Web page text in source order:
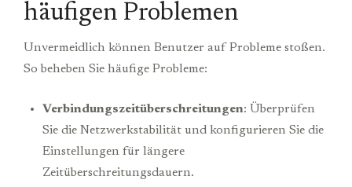
häufigen Problemen
Unvermeidlich können Benutzer auf Probleme stoßen.
So beheben Sie häufige Probleme:
Verbindungszeitüberschreitungen: Überprüfen
Sie die Netzwerkstabilität und konfigurieren Sie die
Einstellungen für längere
Zeitüberschreitungsdauern.